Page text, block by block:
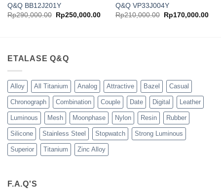
Q&Q BB12J201Y
Rp290,000.00
Harga
aslinya
Rp250,000.00Harga
Q&Q VP33J004Y
Rp210,000.00
Harga
aslinya
Rp170,000.00
ETALASE Q&Q
Alloy All Titanium Analog Attractive Bazel Casual
Chronograph Combination Couple Date Digital Leather
Luminous Mesh Moonphase Nylon Resin Rubber
Silicone Stainless Steel Stopwatch Strong Luminous
Superior Titanium Zinc Alloy
F.A.Q'S